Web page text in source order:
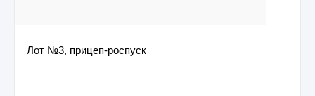
Лот №3, прицеп-роспуск